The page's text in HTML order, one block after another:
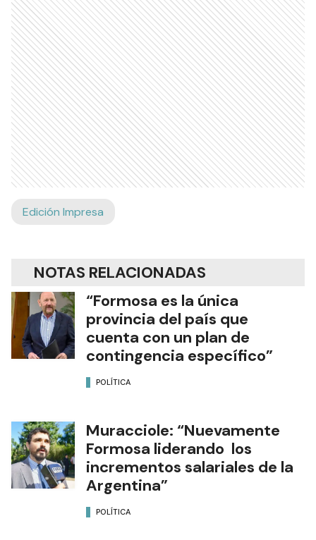
Edición Impresa
NOTAS RELACIONADAS
“Formosa es la única
provincia del país que
cuenta con un plan de
contingencia específico”
POLÍTICA
Muracciole: “Nuevamente
Formosa liderando los
incrementos salariales de la
Argentina”
POLÍTICA